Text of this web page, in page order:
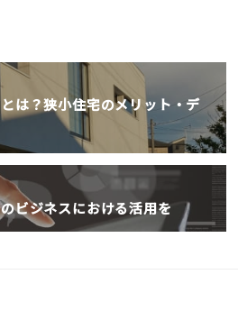
は？狭小住宅のメリット・デ
ビジネスにおける活用を